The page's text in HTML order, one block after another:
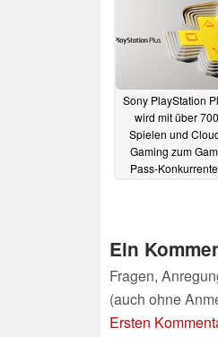
Sony PlayStation
wird mit über 700
Spielen und
Gaming zum
Pass-
Ein
Fragen,
(auch ohne
Ersten